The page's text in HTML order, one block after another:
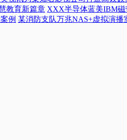
教育新篇章 XXX半导体蓝美IBM
例 某消防支队万兆NAS+虚拟演播